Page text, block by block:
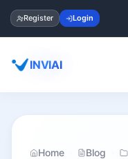
Register Login
INVIAI
Home Blog